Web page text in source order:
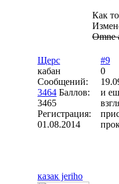
Как
Omne
Щерс
кабан
Сообщений:
3464 Баллов:
3465
Регистрация:
01.08.2014
#9
0
и
казак jeriho